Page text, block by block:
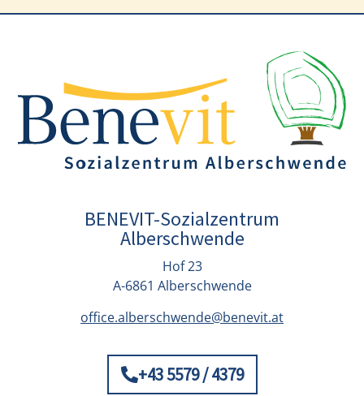
BENEVIT-Sozialzentrum
Alberschwende
Hof 23
A-6861 Alberschwende
office.alberschwende@benevit.at
+43 5579 / 4379